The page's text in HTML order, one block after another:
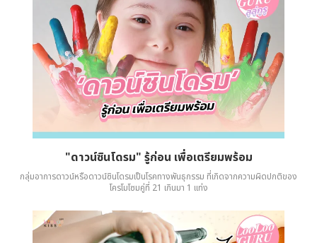
"ดาวน์ซินโดรม" รู้ก่อน เพื่อเตรียมพร้อม
กลุ่มอาการดาวน์หรือดาวน์ซินโดรมเป็นโรคทางพันธุกรรม ที่เกิดจากความผิดปกติของ
โครโมโซมคู่ที่ 21 เกินมา 1 แท่ง